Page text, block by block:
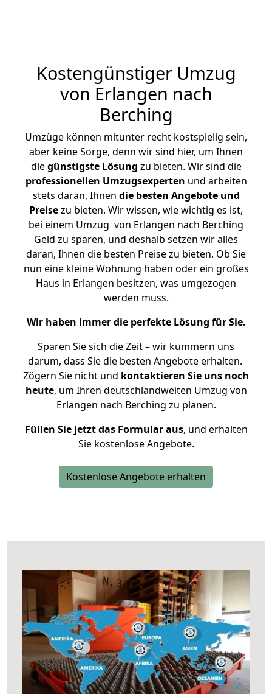
Kostengünstiger Umzug
von Erlangen nach
Berching
Umzüge können mitunter recht kostspielig sein,
aber keine Sorge, denn wir sind hier, um Ihnen
diegünstigste Lösung zu bieten. Wir sind die
professionellen Umzugsexperten und arbeiten
stets daran, Ihnen die besten Angebote und
Preisezu bieten. Wir wissen, wie wichtig es ist,
bei einem Umzug von Erlangen nach Berching
Geld zu sparen, und deshalb setzen wir alles
daran, Ihnen die besten Preise zu bieten. Ob Sie
nun eine kleine Wohnung haben oder ein großes
Haus in Erlangen besitzen, was umgezogen
werden muss.
Wir haben immer die perfekte Lösung für Sie.
Sparen Sie sich die Zeit – wir kümmern uns
darum, dass Sie die besten Angebote erhalten.
Zögern Sie nicht und kontaktieren Sie uns noch
heute, um Ihren deutschlandweiten Umzug von
Erlangen nach Berching zu planen.
Füllen Sie jetzt das Formular aus, und erhalten
Sie kostenlose Angebote.
Kostenlose Angebote erhalten